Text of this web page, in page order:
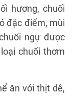
hương, chuối
đặc điểm, mùi
ngự được
chuối thơm
ăn với thịt dê,